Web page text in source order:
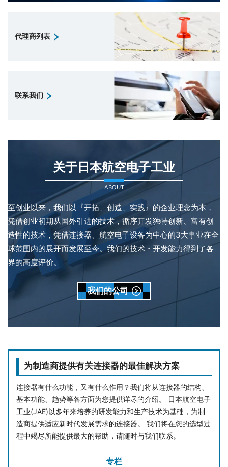
代理商列表
联系我们
关于日本航空电子工业
ABOUT
至创业以来，我们以『开拓、创造、实践』的企业理念为本，
凭借创业初期从国外引进的技术，循序开发独特创新、富有创
造性的技术，凭借连接器、航空电子设备为中心的3大事业在全
球范围内的展开而发展至今。我们的技术・开发能力得到了各
界的高度评价。
我们的公司
为制造商提供有关连接器的最佳解决方案
连接器有什么功能，又有什么作用？我们将从连接器的结构、
基本功能、趋势等各方面为您提供详尽的介绍。 日本航空电子
工业(JAE)以多年来培养的研发能力和生产技术为基础，为制
造商提供适应新时代发展需求的连接器。 我们将在您的选型过
程中竭尽所能提供最大的帮助，请随时与我们联系。
专栏